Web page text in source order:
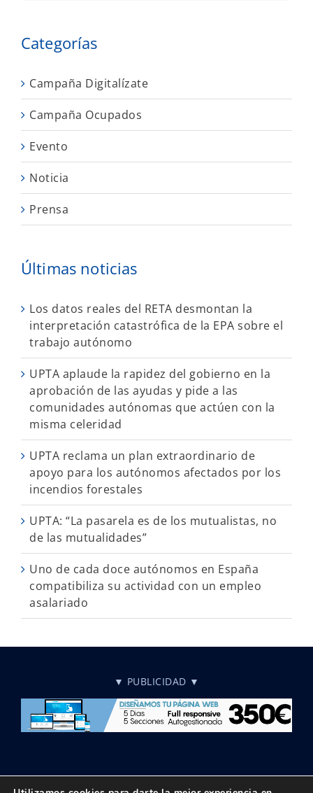
Categorías
Campaña Digitalízate
Campaña Ocupados
Evento
Noticia
Prensa
Últimas noticias
Los datos reales del RETA desmontan la
interpretación catastrófica de la EPA sobre el
trabajo autónomo
UPTA aplaude la rapidez del gobierno en la
aprobación de las ayudas y pide a las
comunidades autónomas que actúen con la
misma celeridad
UPTA reclama un plan extraordinario de
apoyo para los autónomos afectados por los
incendios forestales
UPTA: “La pasarela es de los mutualistas, no
de las mutualidades”
Uno de cada doce autónomos en España
compatibiliza su actividad con un empleo
asalariado
▼ PUBLICIDAD ▼